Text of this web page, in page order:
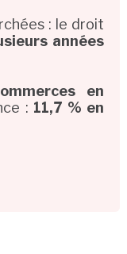
: le droit
années
en
: 11,7 % en